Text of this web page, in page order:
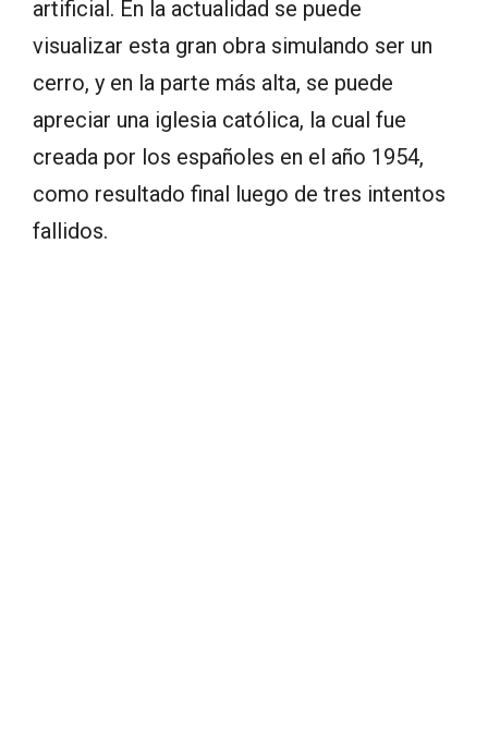
artificial. En la actualidad se puede
visualizar esta gran obra simulando ser un
cerro, y en la parte más alta, se puede
apreciar una iglesia católica, la cual fue
creada por los españoles en el año 1954,
como resultado final luego de tres intentos
fallidos.